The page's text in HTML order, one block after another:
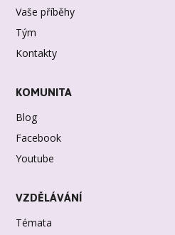
Vaše příběhy
Tým
Kontakty
KOMUNITA
Blog
Facebook
Youtube
VZDĚLÁVÁNÍ
Témata